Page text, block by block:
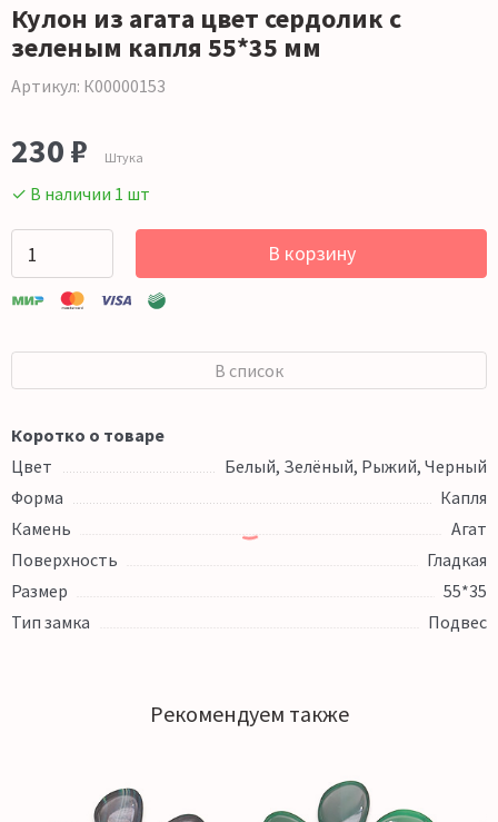
Кулон из агата цвет сердолик с
зеленым капля 55*35 мм
Артикул: К00000153
230 ₽ Штука
✓ В наличии 1 шт
В корзину
В список
Коротко о товаре
Цвет
Белый, Зелёный, Рыжий, Черный
Форма
Капля
Камень
Агат
Поверхность
Гладкая
Размер
55*35
Тип замка
Подвес
Рекомендуем также